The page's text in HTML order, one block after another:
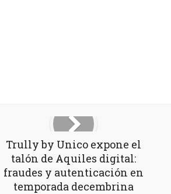
Trully by Unico expone el
talón de Aquiles digital:
fraudes y autenticación en
temporada decembrina